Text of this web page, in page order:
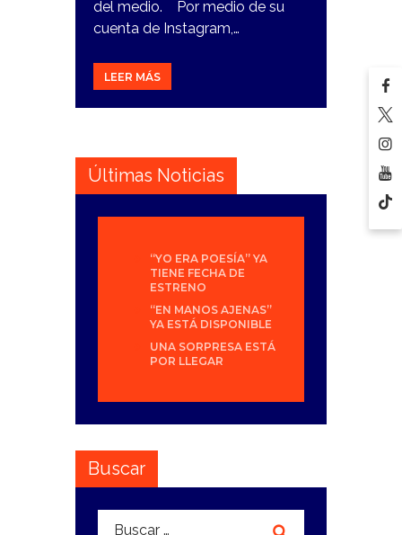
del medio. Por medio de su
cuenta de Instagram,…
LEER MÁS
Últimas Noticias
“YO ERA POESÍA” YA
TIENE FECHA DE
ESTRENO
“EN MANOS AJENAS”
YA ESTÁ DISPONIBLE
UNA SORPRESA ESTÁ
POR LLEGAR
Buscar
Buscar: